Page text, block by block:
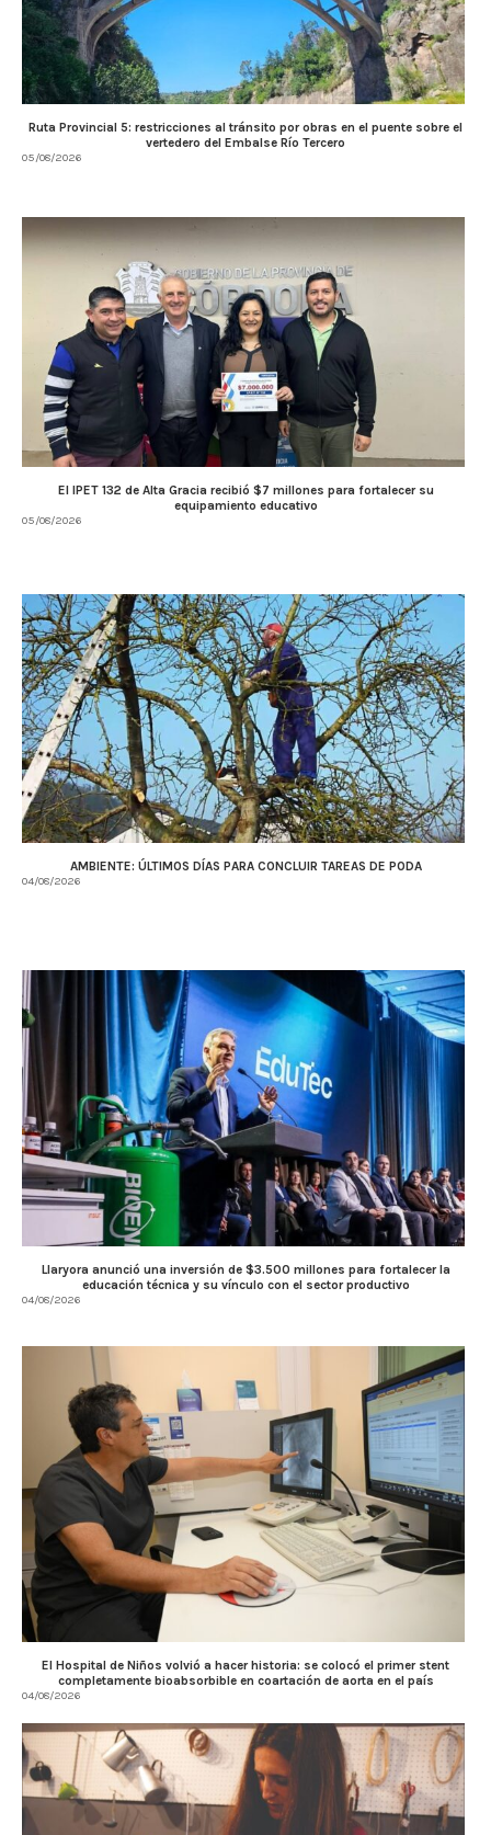
Ruta Provincial 5: restricciones al tránsito por obras en el puente sobre el
vertedero del Embalse Río Tercero
05/08/2026
El IPET 132 de Alta Gracia recibió $7 millones para fortalecer su
equipamiento educativo
05/08/2026
AMBIENTE: ÚLTIMOS DÍAS PARA CONCLUIR TAREAS DE PODA
04/08/2026
Llaryora anunció una inversión de $3.500 millones para fortalecer la
educación técnica y su vínculo con el sector productivo
04/08/2026
El Hospital de Niños volvió a hacer historia: se colocó el primer stent
completamente bioabsorbible en coartación de aorta en el país
04/08/2026